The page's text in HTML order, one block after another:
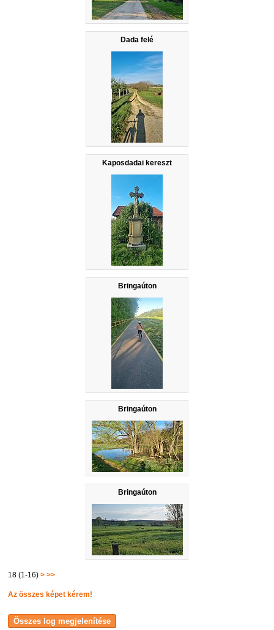
Dada felé
Kaposdadai kereszt
Bringaúton
Bringaúton
Bringaúton
18 (1-16)> >>
Az összes képet kérem!